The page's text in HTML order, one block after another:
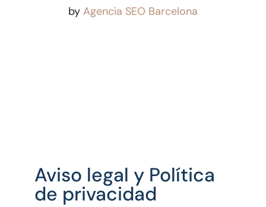
by Agencia SEO Barcelona
Aviso legal y Política
de privacidad